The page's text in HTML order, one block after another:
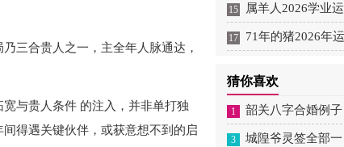
三合贵人之一，主全年人脉通达，
与贵人条件 的注入，并非单打独
得遇关键伙伴，或获意想不到的启
个子女
年整体运势 1966年属
女2026年每月运程
15 属羊人2026学业运
势
17 71年的猪2026年运
年运势
猜你喜欢
1 韶关八字合婚例子
多吗 韶关八字测风水
3 城隍爷灵签全部一